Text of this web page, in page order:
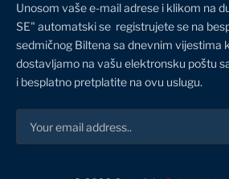
Unosom vaše e-mail adrese i klikom na
SE" automatski se registrujete se na
sedmičnog Biltena sa dnevnim vijestima
dostavljamo na vašu elektronsku poštu
i besplatno pretplatite na ovu uslugu.